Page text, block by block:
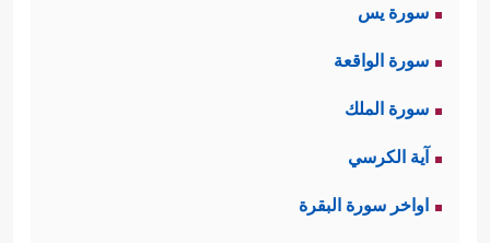
سورة يس
سورة الواقعة
سورة الملك
آية الكرسي
اواخر سورة البقرة